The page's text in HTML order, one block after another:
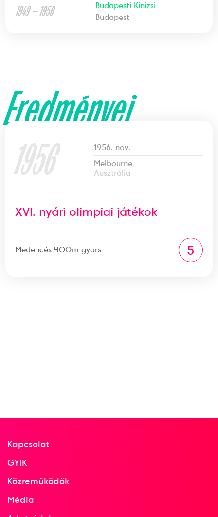
1949 — 1956
Budapesti Kinizsi
Budapest
Eredményei
1956
1956. nov.
Melbourne
Ausztrália
XVI. nyári olimpiai játékok
Medencés 400m gyors 5
Kapcsolat
GYIK
Közreműködők
Média